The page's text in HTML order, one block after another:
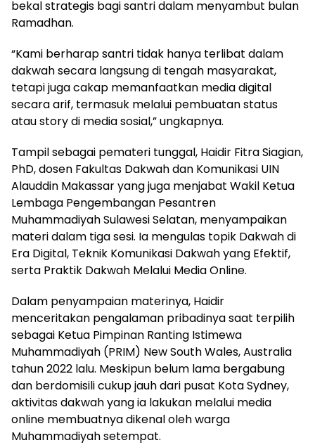
bekal strategis bagi santri dalam menyambut bulan
Ramadhan.
“Kami berharap santri tidak hanya terlibat dalam
dakwah secara langsung di tengah masyarakat,
tetapi juga cakap memanfaatkan media digital
secara arif, termasuk melalui pembuatan status
atau story di media sosial,” ungkapnya.
Tampil sebagai pemateri tunggal, Haidir Fitra Siagian,
PhD, dosen Fakultas Dakwah dan Komunikasi UIN
Alauddin Makassar yang juga menjabat Wakil Ketua
Lembaga Pengembangan Pesantren
Muhammadiyah Sulawesi Selatan, menyampaikan
materi dalam tiga sesi. Ia mengulas topik Dakwah di
Era Digital, Teknik Komunikasi Dakwah yang Efektif,
serta Praktik Dakwah Melalui Media Online.
Dalam penyampaian materinya, Haidir
menceritakan pengalaman pribadinya saat terpilih
sebagai Ketua Pimpinan Ranting Istimewa
Muhammadiyah (PRIM) New South Wales, Australia
tahun 2022 lalu. Meskipun belum lama bergabung
dan berdomisili cukup jauh dari pusat Kota Sydney,
aktivitas dakwah yang ia lakukan melalui media
online membuatnya dikenal oleh warga
Muhammadiyah setempat.